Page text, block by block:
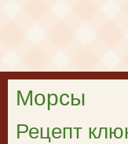
Морсы
Рецепт